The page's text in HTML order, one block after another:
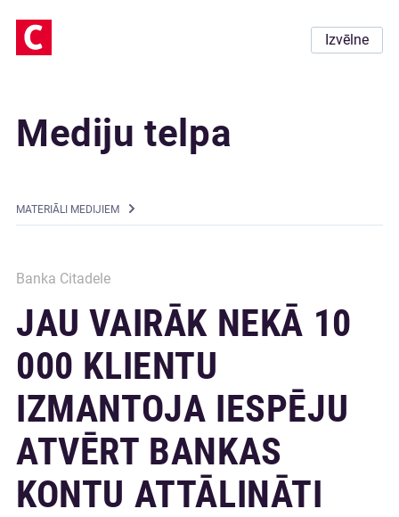
Izvēlne
Mediju telpa
MATERIĀLI MEDIJIEM
Banka Citadele
JAU VAIRĀK NEKĀ 10
000 KLIENTU
IZMANTOJA IESPĒJU
ATVĒRT BANKAS
KONTU ATTĀLINĀTI